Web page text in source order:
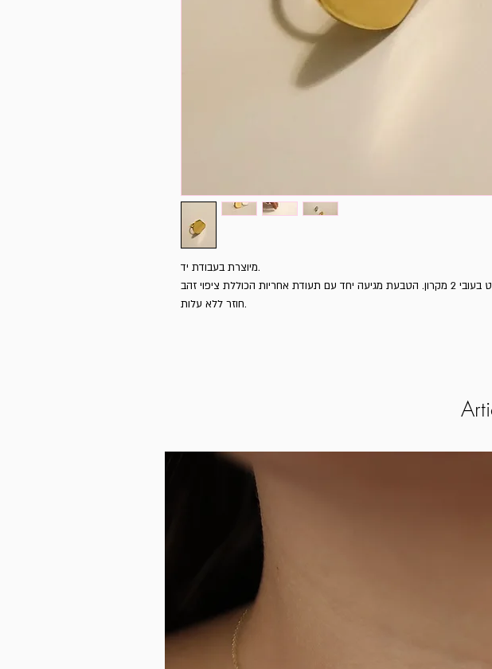
מיוצרת בעבודת יד.
ציפוי זהב 18 קראט בעובי 2 מקרון. הטבעת מגיעה יחד עם תעודת אחריות הכוללת ציפוי זהב
חוזר ללא עלות.